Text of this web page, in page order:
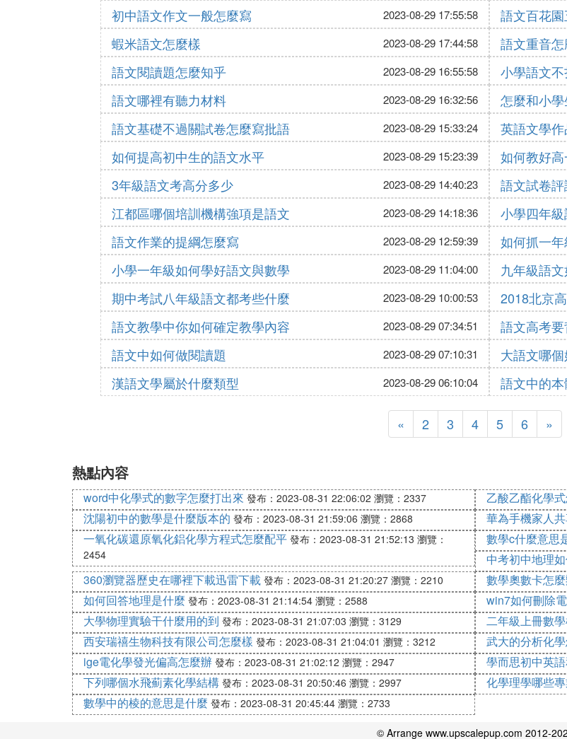
初中語文作文一般怎麼寫 2023-08-29 17:55:58 語文百花
蝦米語文怎麼樣 2023-08-29 17:44:58 語文重音
語文閱讀題怎麼知乎 2023-08-29 16:55:58 小學語文
語文哪裡有聽力材料 2023-08-29 16:32:56 怎麼和小
語文基礎不過關試卷怎麼寫批語 2023-08-29 15:33:24 英語文學
如何提高初中生的語文水平 2023-08-29 15:23:39 如何教好
3年級語文考高分多少 2023-08-29 14:40:23 語文試卷
江都區哪個培訓機構強項是語文 2023-08-29 14:18:36 小學四年
語文作業的提綱怎麼寫 2023-08-29 12:59:39 如何抓一
小學一年級如何學好語文與數學 2023-08-29 11:04:00 九年級語
期中考試八年級語文都考些什麼 2023-08-29 10:00:53 2018北京
語文教學中你如何確定教學內容 2023-08-29 07:34:51 語文高考
語文中如何做閱讀題 2023-08-29 07:10:31 大語文哪
漢語文學屬於什麼類型 2023-08-29 06:10:04 語文中的
« 2 3 4 5 6 »
熱點內容
word中化學式的數字怎麼打出來 發布：2023-08-31 22:06:02 瀏覽：2337 乙酸乙酯化學
沈陽初中的數學是什麼版本的 發布：2023-08-31 21:59:06 瀏覽：2868 華為手機家人
一氧化碳還原氧化鋁化學方程式怎麼配平 發布：2023-08-31 21:52:13 瀏覽：
2454
數學c什麼意思
中考初中地理
360瀏覽器歷史在哪裡下載迅雷下載 發布：2023-08-31 21:20:27 瀏覽：2210 數學奧數卡怎
如何回答地理是什麼 發布：2023-08-31 21:14:54 瀏覽：2588 win7如何刪除
大學物理實驗干什麼用的到 發布：2023-08-31 21:07:03 瀏覽：3129 二年級上冊數
西安瑞禧生物科技有限公司怎麼樣 發布：2023-08-31 21:04:01 瀏覽：3212 武大的分析化
ige電化學發光偏高怎麼辦 發布：2023-08-31 21:02:12 瀏覽：2947 學而思初中英
下列哪個水飛薊素化學結構 發布：2023-08-31 20:50:46 瀏覽：2997 化學理學哪些
數學中的棱的意思是什麼 發布：2023-08-31 20:45:44 瀏覽：2733
© Arrange www.upscalepup.com 2012-